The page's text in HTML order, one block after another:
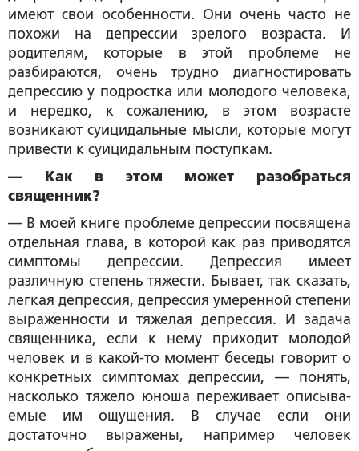
имеют свои особенности. Они очень часто не
похожи на депрессии зрелого возраста. И
родителям, которые в этой проблеме не
разбираются, очень трудно диагностировать
депрессию у подростка или молодого человека,
и нередко, к сожалению, в этом возрасте
возникают суицидальные мысли, которые могут
привести к суицидальным поступкам.
— Как в этом может разобраться
священник?
— В моей книге проблеме депрессии посвящена
отдельная глава, в которой как раз приводятся
симптомы депрессии. Депрессия имеет
различную степень тяжести. Бывает, так сказать,
легкая депрессия, депрессия умеренной степени
выраженности и тяжелая депрессия. И задача
священника, если к нему приходит молодой
человек и в какой-то момент беседы говорит о
конкретных симптомах депрессии, — понять,
насколько тяжело юноша переживает описыва­
емые им ощущения. В случае если они
достаточно выражены, например человек